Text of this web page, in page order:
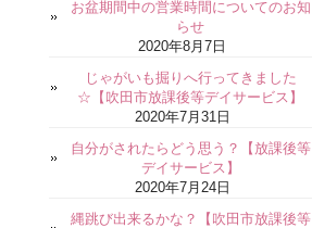
お盆期間中の営業時間についてのお知
らせ
2020年8月7日
じゃがいも掘りへ行ってきました
☆【吹田市放課後等デイサービス】
2020年7月31日
自分がされたらどう思う？【放課後等
デイサービス】
2020年7月24日
縄跳び出来るかな？【吹田市放課後等